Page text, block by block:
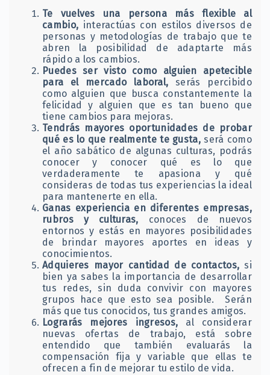
Te vuelves una persona más flexible al
cambio, interactúas con estilos diversos de
personas y metodologías de trabajo que te
abren la posibilidad de adaptarte más
rápido a los cambios.
Puedes ser visto como alguien apetecible
para el mercado laboral, serás percibido
como alguien que busca constantemente la
felicidad y alguien que es tan bueno que
tiene cambios para mejoras.
Tendrás mayores oportunidades de probar
qué es lo que realmente te gusta, será como
el año sabático de algunas culturas, podrás
conocer y conocer qué es lo que
verdaderamente te apasiona y qué
consideras de todas tus experiencias la ideal
para mantenerte en ella.
Ganas experiencia en diferentes empresas,
rubros y culturas, conoces de nuevos
entornos y estás en mayores posibilidades
de brindar mayores aportes en ideas y
conocimientos.
Adquieres mayor cantidad de contactos, si
bien ya sabes la importancia de desarrollar
tus redes, sin duda convivir con mayores
grupos hace que esto sea posible. Serán
más que tus conocidos, tus grandes amigos.
Lograrás mejores ingresos, al considerar
nuevas ofertas de trabajo, está sobre
entendido que también evaluarás la
compensación fija y variable que ellas te
ofrecen a fin de mejorar tu estilo de vida.